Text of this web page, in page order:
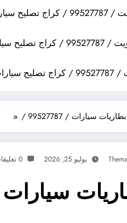
ابيكا
ارمادا
سيارات / 99527787 /
يوليو 25, 2026 0 تعليقات
سيارات /